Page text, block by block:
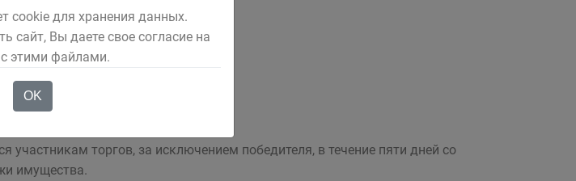
участие в аукционе».
торгов, за исключением победителя, в течение пяти дней со
имущества.
cookie для хранения данных.
сайт, Вы даете свое согласие на
с этими файлами.
OK